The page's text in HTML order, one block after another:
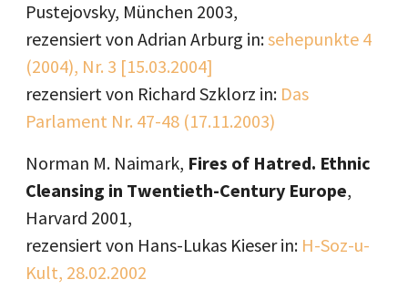
Pustejovsky, München 2003,
rezensiert von Adrian Arburg in:sehepunkte 4
(2004), Nr. 3 [15.03.2004]
rezensiert von Richard Szklorz in: Das
Parlament Nr. 47-48 (17.11.2003)
Norman M. Naimark, Fires of Hatred. Ethnic
Cleansing in Twentieth-Century Europe,
Harvard 2001,
rezensiert von Hans-Lukas Kieser in: H-Soz-u-
Kult, 28.02.2002